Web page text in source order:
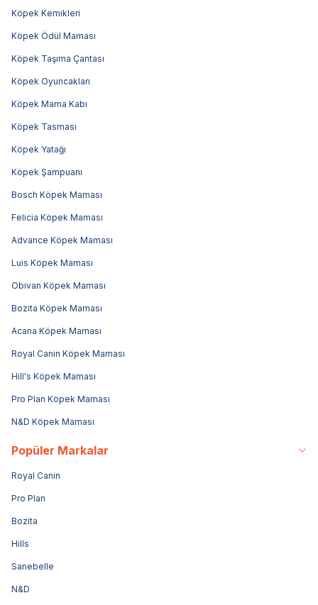
Köpek Kemikleri
Köpek Ödül Maması
Köpek Taşıma Çantası
Köpek Oyuncakları
Köpek Mama Kabı
Köpek Tasması
Köpek Yatağı
Köpek Şampuanı
Bosch Köpek Maması
Felicia Köpek Maması
Advance Köpek Maması
Luis Köpek Maması
Obivan Köpek Maması
Bozita Köpek Maması
Acana Köpek Maması
Royal Canin Köpek Maması
Hill's Köpek Maması
Pro Plan Köpek Maması
N&D Köpek Maması
Popüler Markalar
Royal Canin
Pro Plan
Bozita
Hills
Sanebelle
N&D